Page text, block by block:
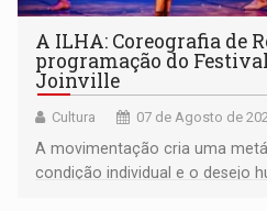
A ILHA: Coreografia de
programação do
Joinville
Cultura 07 de Agosto de
A movimentação cria uma
condição individual e o desejo